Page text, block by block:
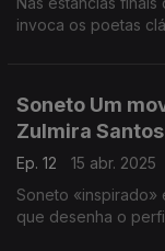
invoca os poetas
Soneto Um
Zulmira Santos
Ep. 12
15 abr. 2025
Soneto «inspirado»
que desenha o